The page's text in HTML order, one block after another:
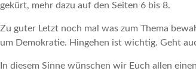
gekürt, mehr dazu auf den Seiten 6 bis 8.
Zu guter Letzt noch mal was zum Thema
um Demokratie. Hingehen ist wichtig. Geht
In diesem Sinne wünschen wir Euch allen